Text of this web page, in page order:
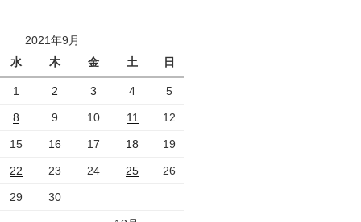
2021年9月
水
木 金 土 日
1 2 3 4 5
8 9 10 11 12
15 16 17 18 19
22 23 24 25 26
29 30